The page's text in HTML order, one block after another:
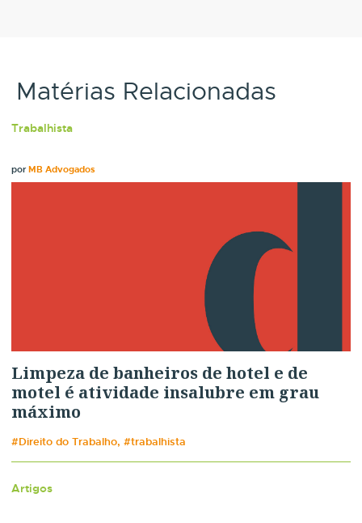
Matérias Relacionadas
Trabalhista
porMB Advogados
Limpeza de banheiros de hotel e de
motel é atividade insalubre em grau
máximo
#Direito do Trabalho, #trabalhista
Artigos